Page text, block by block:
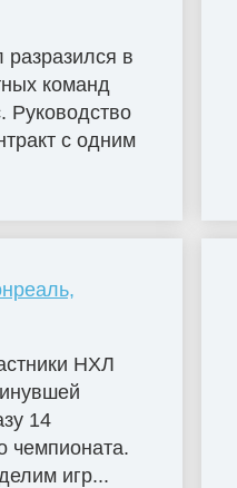
в
команд
Руководство
с одним
НХЛ
14
чемпионата.
игр...